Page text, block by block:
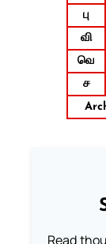
பு
வி
வெ
ச
Read